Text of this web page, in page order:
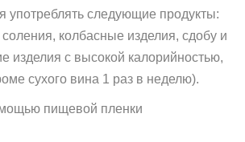
употреблять следующие продукты:
соления, колбасные изделия, сдобу и
изделия с высокой калорийностью,
сухого вина 1 раз в неделю).
пищевой пленки